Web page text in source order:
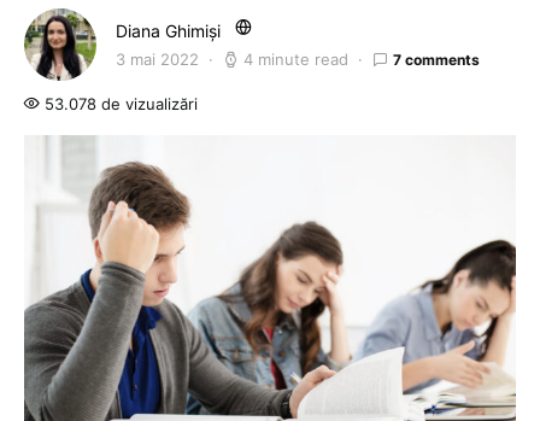
Diana Ghimiși
3 mai 2022 4 minute read 7 comments
53.078 de vizualizări